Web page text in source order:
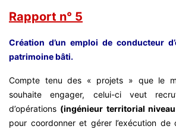
Rapport n° 5
Création d’un emploi de conducteur
patrimoine bâti.
Compte tenu des « projets » que le
souhaite engager, celui-ci veut
d’opérations (ingénieur territorial
pour coordonner et gérer l’exécution de